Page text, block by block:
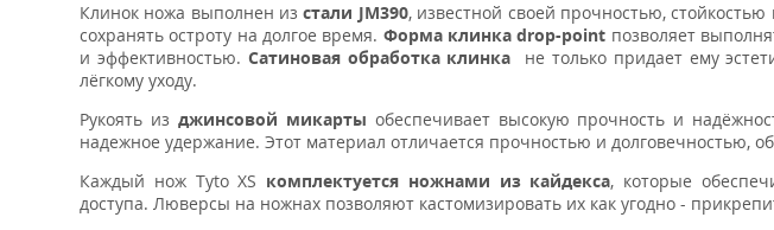
Клинок ножа выполнен изстали JM390, известной своей прочностью,
сохранять остроту на долгое время. Форма клинка drop-point позволяет
и эффективностью. Сатиновая обработка клинка не только придает ему
лёгкому уходу.
Рукоять из джинсовой микарты обеспечивает высокую прочность и
надежное удержание. Этот материал отличается прочностью и долговечностью,
Каждый нож Tyto XS комплектуется ножнами из кайдекса, которые
доступа. Люверсы на ножнах позволяют кастомизировать их как угодно -